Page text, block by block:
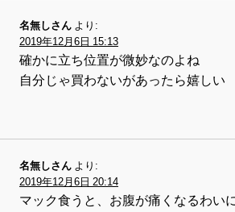
名無しさん より:
2019年12月6日 15:13
確かに立ち位置が微妙なのよね
自分じゃ買わないがあったら嬉しい
名無しさん より:
2019年12月6日 20:14
マック食うと、お腹が痛くなるわい